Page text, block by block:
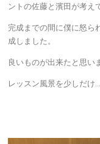
ントの佐藤と濱田が考え
完成までの間に僕に怒ら
成しました。
良いものが出来たと思い
レッスン風景を少しだけ